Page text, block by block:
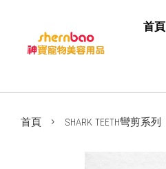
首頁
首頁 › SHARK TEETH彎剪系列